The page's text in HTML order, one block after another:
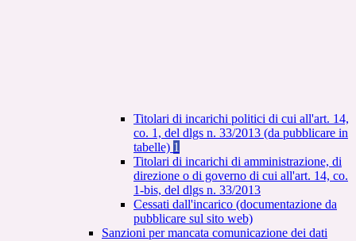
Titolari di incarichi politici di cui all'art. 14,
co. 1, del dlgs n. 33/2013 (da pubblicare in
tabelle) 1
Titolari di incarichi di amministrazione, di
direzione o di governo di cui all'art. 14, co.
1-bis, del dlgs n. 33/2013
Cessati dall'incarico (documentazione da
pubblicare sul sito web)
Sanzioni per mancata comunicazione dei dati